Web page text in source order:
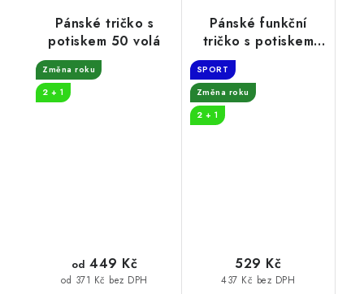
Pánské tričko s
potiskem 50 volá
Změna roku
2 + 1
od 371 Kč bez DPH
od 449 Kč
Pánské funkční
tričko s potiskem
SPORT
Změna roku
2 + 1
437 Kč bez DPH
529 Kč